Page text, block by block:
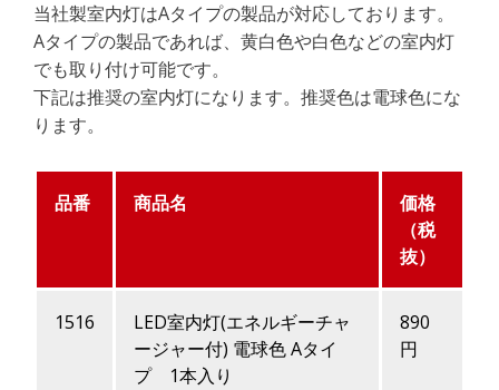
当社製室内灯はAタイプの製品が対応しております。
Aタイプの製品であれば、黄白色や白色などの室内灯
でも取り付け可能です。
下記は推奨の室内灯になります。推奨色は電球色にな
ります。
品番 商品名
価格
（税
抜）
1516
LED室内灯(エネルギーチャ
ージャー付) 電球色 Aタイ
プ 1本入り
890
円